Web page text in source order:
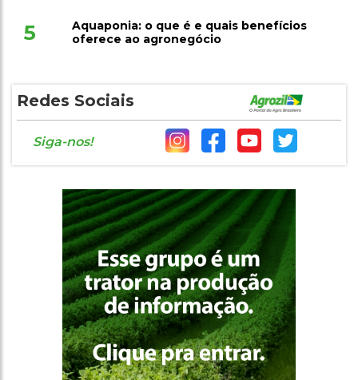
5
Aquaponia: o que é e quais benefícios
oferece ao agronegócio
Redes Sociais
Siga-nos!